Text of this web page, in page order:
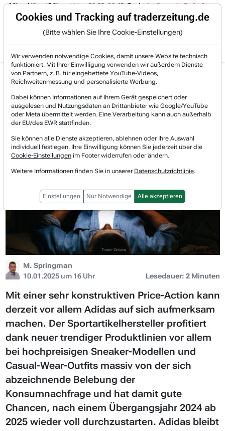
Trading-Room
% auf über +3 %. 06.08. 16:49 Trade des Tages 06.08.
Gratis Account Login
Jetzt registrieren und gratis Artikel lesen.
Bereits bei TraderFox registriert? Jetzt anmelden!
Home Börsen-Nachrichten
Aktienscreening
Big Call-Screening: Adidas, AXA, Beiersdorf, Safra...
Big Call-Screening: Adidas, AXA,
Beiersdorf, Safran
M. Springman
10.01.2025 um 16 Uhr
Lesedauer: 2 Minuten
Mit einer sehr konstruktiven Price-Action kann
derzeit vor allem Adidas auf sich aufmerksam
machen. Der Sportartikelhersteller profitiert
dank neuer trendiger Produktlinien vor allem
bei hochpreisigen Sneaker-Modellen und
Casual-Wear-Outfits massiv von der sich
abzeichnende Belebung der
Konsumnachfrage und hat damit gute
Chancen, nach einem Übergangsjahr 2024 ab
2025 wieder voll durchzustarten. Adidas bleibt
Cookies und Tracking auf traderzeitung.de
(Bitte wählen Sie Ihre Cookie-Einstellungen)
Wir verwenden notwendige Cookies, damit unsere Website technisch
funktioniert. Mit Ihrer Einwilligung verwenden wir außerdem Dienste
von Partnern, z. B. für eingebettete YouTube-Videos,
Reichweitenmessung und personalisierte Werbung.
Dabei können Informationen auf Ihrem Gerät gespeichert oder
ausgelesen und Nutzungsdaten an Drittanbieter wie Google/YouTube
oder Meta übermittelt werden. Eine Verarbeitung kann auch außerhalb
der EU/des EWR stattfinden.
Sie können alle Dienste akzeptieren, ablehnen oder Ihre Auswahl
individuell festlegen. Ihre Einwilligung können Sie jederzeit über die
Cookie-Einstellungen im Footer widerrufen oder ändern.
Weitere Informationen finden Sie in unserer Datenschutzrichtlinie.
Einstellungen Nur Notwendige Alle akzeptieren